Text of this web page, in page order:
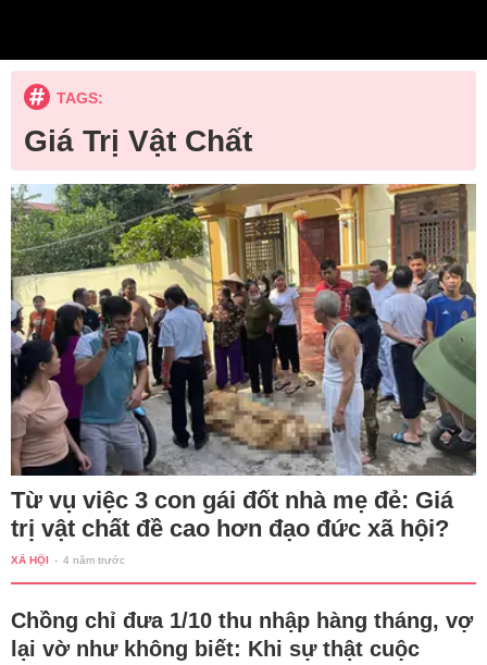
TAGS:
Giá Trị Vật Chất
Từ vụ việc 3 con gái đốt nhà mẹ đẻ: Giá
trị vật chất đề cao hơn đạo đức xã hội?
XÃ HỘI - 4 năm trước
Chồng chỉ đưa 1/10 thu nhập hàng tháng, vợ
lại vờ như không biết: Khi sự thật cuộc